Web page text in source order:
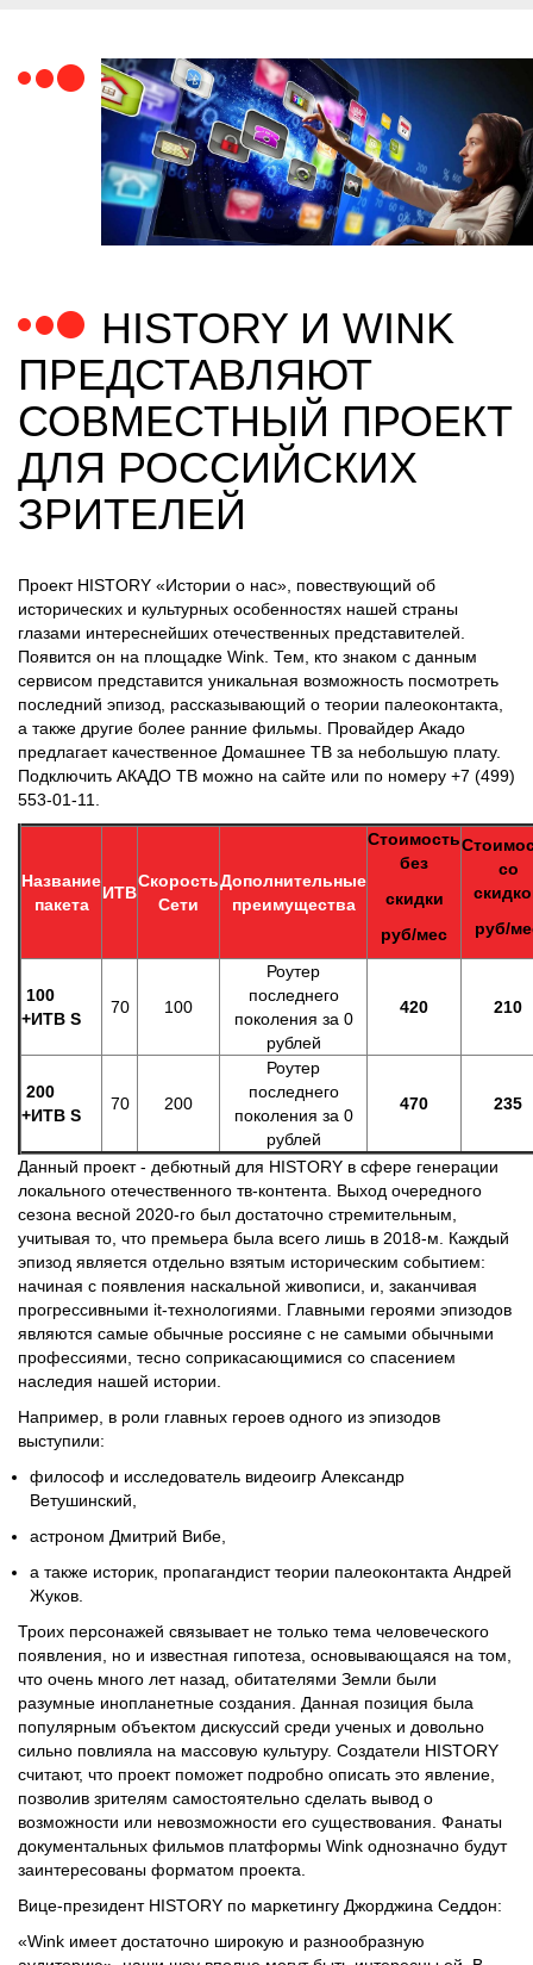
HISTORY И WINK
ПРЕДСТАВЛЯЮТ
СОВМЕСТНЫЙ ПРОЕКТ
ДЛЯ РОССИЙСКИХ
ЗРИТЕЛЕЙ
Проект HISTORY «Истории о нас», повествующий об
исторических и культурных особенностях нашей страны
глазами интереснейших отечественных представителей.
Появится он на площадке Wink. Тем, кто знаком с данным
сервисом представится уникальная возможность посмотреть
последний эпизод, рассказывающий о теории палеоконтакта,
а также другие более ранние фильмы. Провайдер Акадо
предлагает качественное Домашнее ТВ за небольшую плату.
Подключить АКАДО ТВ можно на сайте или по номеру +7 (499)
553-01-11.
Название
пакета
ИТВ
Скорость
Сети
Дополнительные
преимущества
Стоимость
без
скидки
руб/мес
со
руб/
100
+ИТВ S
70 100
Роутер
последнего
поколения за 0
рублей
420 210
200
+ИТВ S
70 200
Роутер
последнего
поколения за 0
рублей
470 235
Данный проект - дебютный для HISTORY в сфере генерации
локального отечественного тв-контента. Выход очередного
сезона весной 2020-го был достаточно стремительным,
учитывая то, что премьера была всего лишь в 2018-м. Каждый
эпизод является отдельно взятым историческим событием:
начиная с появления наскальной живописи, и, заканчивая
прогрессивными it-технологиями. Главными героями эпизодов
являются самые обычные россияне с не самыми обычными
профессиями, тесно соприкасающимися со спасением
наследия нашей истории.
Например, в роли главных героев одного из эпизодов
выступили:
философ и исследователь видеоигр Александр
Ветушинский,
астроном Дмитрий Вибе,
а также историк, пропагандист теории палеоконтакта Андрей
Жуков.
Троих персонажей связывает не только тема человеческого
появления, но и известная гипотеза, основывающаяся на том,
что очень много лет назад, обитателями Земли были
разумные инопланетные создания. Данная позиция была
популярным объектом дискуссий среди ученых и довольно
сильно повлияла на массовую культуру. Создатели HISTORY
считают, что проект поможет подробно описать это явление,
позволив зрителям самостоятельно сделать вывод о
возможности или невозможности его существования. Фанаты
документальных фильмов платформы Wink однозначно будут
заинтересованы форматом проекта.
Вице-президент HISTORY по маркетингу Джорджина Седдон:
«Wink имеет достаточно широкую и разнообразную